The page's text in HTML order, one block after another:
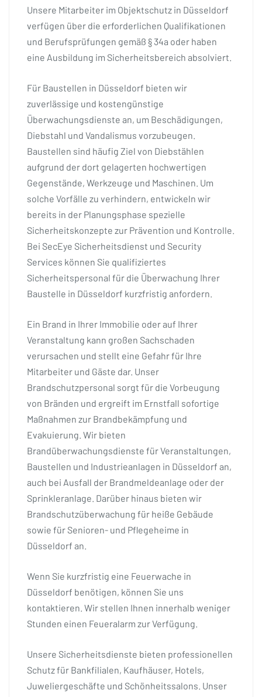
Unsere Mitarbeiter im Objektschutz in Düsseldorf
verfügen über die erforderlichen Qualifikationen
und Berufsprüfungen gemäß § 34a oder haben
eine Ausbildung im Sicherheitsbereich absolviert.
Für Baustellen in Düsseldorf bieten wir
zuverlässige und kostengünstige
Überwachungsdienste an, um Beschädigungen,
Diebstahl und Vandalismus vorzubeugen.
Baustellen sind häufig Ziel von Diebstählen
aufgrund der dort gelagerten hochwertigen
Gegenstände, Werkzeuge und Maschinen. Um
solche Vorfälle zu verhindern, entwickeln wir
bereits in der Planungsphase spezielle
Sicherheitskonzepte zur Prävention und Kontrolle.
Bei SecEye Sicherheitsdienst und Security
Services können Sie qualifiziertes
Sicherheitspersonal für die Überwachung Ihrer
Baustelle in Düsseldorf kurzfristig anfordern.
Ein Brand in Ihrer Immobilie oder auf Ihrer
Veranstaltung kann großen Sachschaden
verursachen und stellt eine Gefahr für Ihre
Mitarbeiter und Gäste dar. Unser
Brandschutzpersonal sorgt für die Vorbeugung
von Bränden und ergreift im Ernstfall sofortige
Maßnahmen zur Brandbekämpfung und
Evakuierung. Wir bieten
Brandüberwachungsdienste für Veranstaltungen,
Baustellen und Industrieanlagen in Düsseldorf an,
auch bei Ausfall der Brandmeldeanlage oder der
Sprinkleranlage. Darüber hinaus bieten wir
Brandschutzüberwachung für heiße Gebäude
sowie für Senioren- und Pflegeheime in
Düsseldorf an.
Wenn Sie kurzfristig eine Feuerwache in
Düsseldorf benötigen, können Sie uns
kontaktieren. Wir stellen Ihnen innerhalb weniger
Stunden einen Feueralarm zur Verfügung.
Unsere Sicherheitsdienste bieten professionellen
Schutz für Bankfilialen, Kaufhäuser, Hotels,
Juweliergeschäfte und Schönheitssalons. Unser